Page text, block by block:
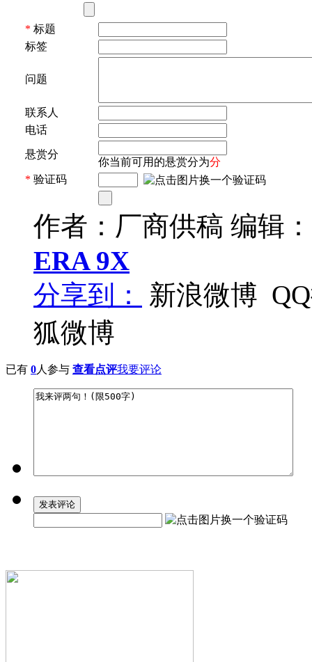
* 标题
标签
问题
联系人
电话
悬赏分
你当前可用的悬赏分为分
* 验证码
作者：厂商供稿 编辑
ERA 9X
分享到：
新浪微博
狐微博
已有 0人参与 查看点评我要评论